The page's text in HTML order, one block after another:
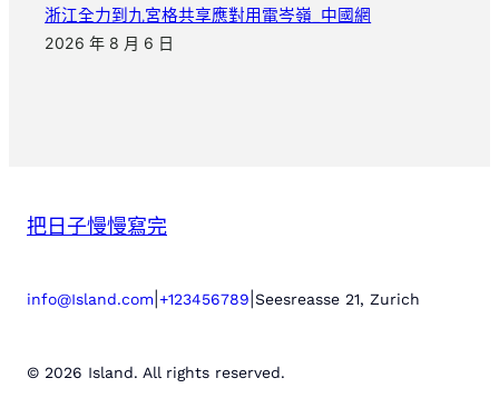
浙江全力到九宮格共享應對用電岑嶺_中國網
2026 年 8 月 6 日
把日子慢慢寫完
info@Island.com +123456789 Seesreasse 21, Zurich
© 2026 Island. All rights reserved.